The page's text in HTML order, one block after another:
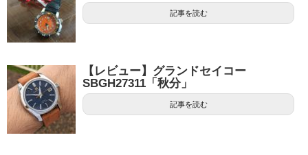
記事を読む
【レビュー】グランドセイコー
SBGH27311「秋分」
記事を読む